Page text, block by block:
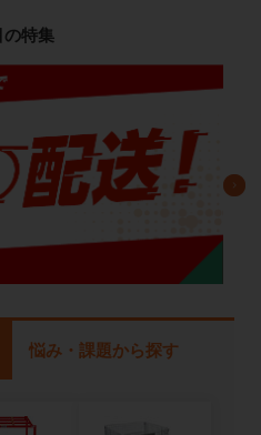
の特集
悩み・課題から探す